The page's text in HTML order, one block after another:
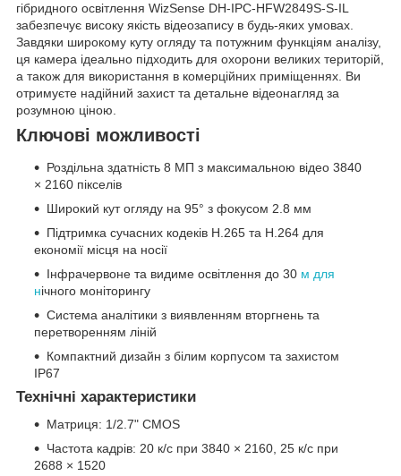
гібридного освітлення WizSense DH-IPC-HFW2849S-S-IL
забезпечує високу якість відеозапису в будь-яких умовах.
Завдяки широкому куту огляду та потужним функціям аналізу,
ця камера ідеально підходить для охорони великих територій,
а також для використання в комерційних приміщеннях. Ви
отримуєте надійний захист та детальне відеонагляд за
розумною ціною.
Ключові можливості
Роздільна здатність 8 МП з максимальною відео 3840
× 2160 пікселів
Широкий кут огляду на 95° з фокусом 2.8 мм
Підтримка сучасних кодеків H.265 та H.264 для
економії місця на носії
Інфрачервоне та видиме освітлення до 30 м для
нічного моніторингу
Система аналітики з виявленням вторгнень та
перетворенням ліній
Компактний дизайн з білим корпусом та захистом
IP67
Технічні характеристики
Матриця: 1/2.7" CMOS
Частота кадрів: 20 к/с при 3840 × 2160, 25 к/с при
2688 × 1520